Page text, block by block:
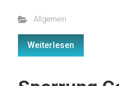
Allgemein
Weiterlesen